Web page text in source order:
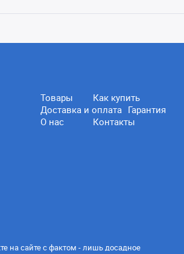
Товары
Как купить
Доставка и оплата Гарантия
О нас
Контакты
на сайте с фактом - лишь досадное